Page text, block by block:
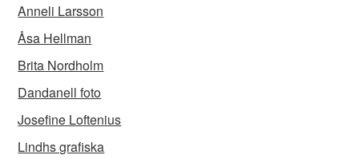
Anneli Larsson
Åsa Hellman
Brita Nordholm
Dandanell foto
Josefine Loftenius
Lindhs grafiska